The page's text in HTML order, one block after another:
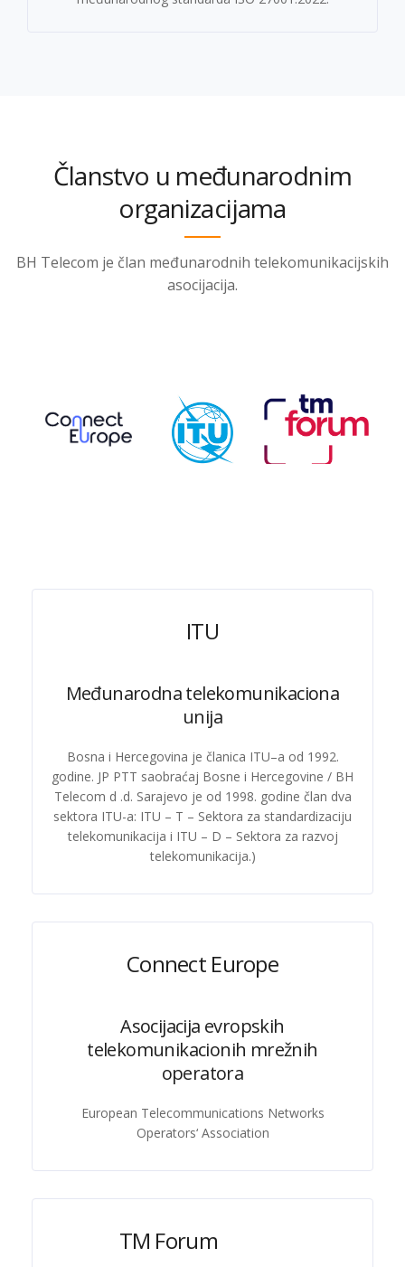
Članstvo u međunarodnim
organizacijama
BH Telecom je član međunarodnih telekomunikacijskih
asocijacija.
ITU
Međunarodna telekomunikaciona
unija
Bosna i Hercegovina je članica ITU–a od 1992.
godine. JP PTT saobraćaj Bosne i Hercegovine / BH
Telecom d .d. Sarajevo je od 1998. godine član dva
sektora ITU-a: ITU – T – Sektora za standardizaciju
telekomunikacija i ITU – D – Sektora za razvoj
telekomunikacija.)
Connect Europe
Asocijacija evropskih
telekomunikacionih mrežnih
operatora
European Telecommunications Networks
Operators‘ Association
TM Forum